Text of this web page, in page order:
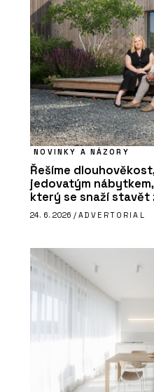
NOVINKY A NÁZORY
Řešíme
jedovatým
který se snaží stavět
24. 6. 2026 / ADVERTORIAL